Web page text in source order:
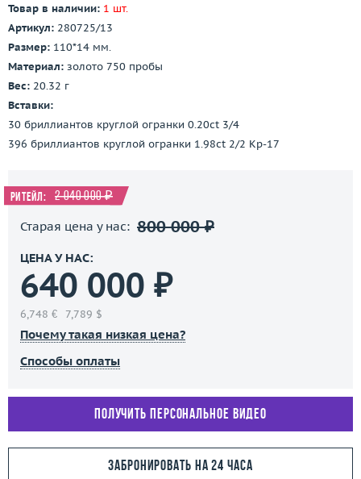
Товар в наличии: 1 шт.
Артикул: 280725/13
Размер: 110*14 мм.
Материал: золото 750 пробы
Вес: 20.32 г
Вставки:
30 бриллиантов круглой огранки 0.20ct 3/4
396 бриллиантов круглой огранки 1.98ct 2/2 Кр-17
Ритейл: 2 040 000 ₽
Старая цена у нас: 800 000 ₽
ЦЕНА У НАС:
640 000 ₽
6,748 € 7,789 $
Почему такая низкая цена?
Способы оплаты
Получить персональное видео
Забронировать на 24 часа